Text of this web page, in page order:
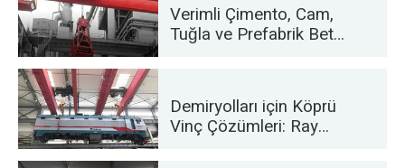
Verimli Çimento, Cam,
Tuğla ve Prefabrik Beton
Demiryolları için Köprü
Vinç Çözümleri: Ray